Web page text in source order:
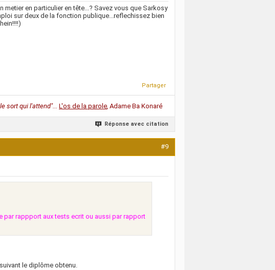
en particulier en tête...? Savez vous que Sarkosy
sur deux de la fonction publique...reflechissez bien
Partager
sort qui l'attend"... L'os de la parole, Adame Ba Konaré
Réponse avec citation
#9
rappport aux tests ecrit ou aussi par rapport
le diplôme obtenu.